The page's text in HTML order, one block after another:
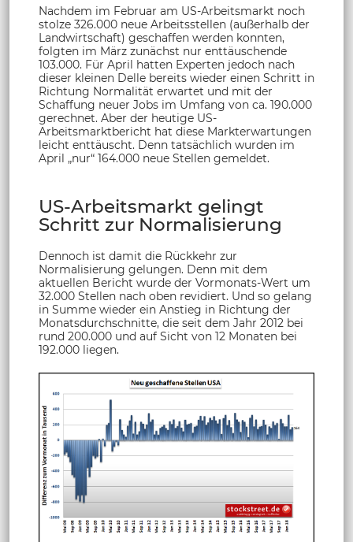
Nachdem im Februar am US-Arbeitsmarkt noch
stolze 326.000 neue Arbeitsstellen (außerhalb der
Landwirtschaft) geschaffen werden konnten,
folgten im März zunächst nur enttäuschende
103.000. Für April hatten Experten jedoch nach
dieser kleinen Delle bereits wieder einen Schritt in
Richtung Normalität erwartet und mit der
Schaffung neuer Jobs im Umfang von ca. 190.000
gerechnet. Aber der heutige US-
Arbeitsmarktbericht hat diese Markterwartungen
leicht enttäuscht. Denn tatsächlich wurden im
April „nur“ 164.000 neue Stellen gemeldet.
US-Arbeitsmarkt gelingt
Schritt zur Normalisierung
Dennoch ist damit die Rückkehr zur
Normalisierung gelungen. Denn mit dem
aktuellen Bericht wurde der Vormonats-Wert um
32.000 Stellen nach oben revidiert. Und so gelang
in Summe wieder ein Anstieg in Richtung der
Monatsdurchschnitte, die seit dem Jahr 2012 bei
rund 200.000 und auf Sicht von 12 Monaten bei
192.000 liegen.